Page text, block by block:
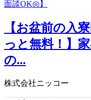
【お盆前の入
っと無料！】
の...
株式会社ニッコー